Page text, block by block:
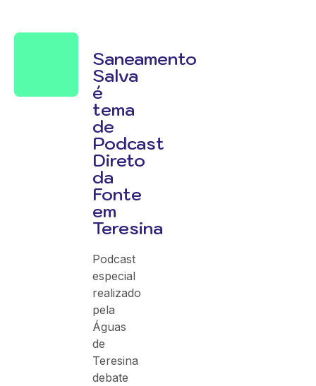
Saneamento
Salva
é
tema
de
Podcast
Direto
da
Fonte
em
Teresina
Podcast
especial
realizado
pela
Águas
de
Teresina
debate